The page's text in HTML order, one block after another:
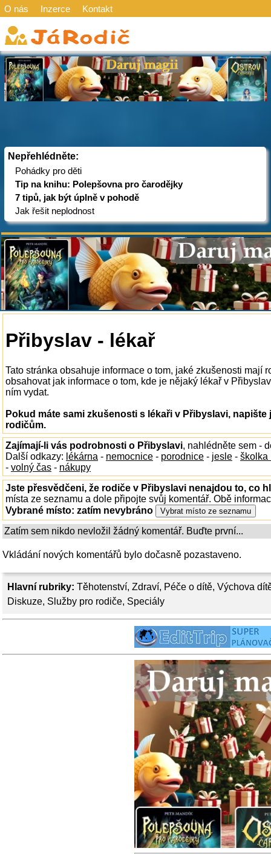
O nás Inzerce Kontakt
Nepřehlédněte:
Pohádky pro děti
Tip na knihu: Polepšovna pro čarodějky
7 tipů, jak být úplně v pohodě
Jak řešit neplodnost
Hlavní rubriky: Těhotenství, Zdraví, Péče o dítě, Výchova
Diskuze, Služby pro rodiče, Speciály
Přibyslav - lékař
Tato stránka obsahuje informace o tom, jaké zkušenosti mají
obsahovat jak informace o tom, kde je nějaký lékař v
ním vydat.
Pokud máte sami zkušenosti s lékaři v Přibyslavi,
rodičům.
Zajímají-li vás podrobnosti o Přibyslavi, nahlédněte sem -
Další odkazy: lékárna - nemocnice - porodnice - jesle - školka
- volný čas - nákupy
Jste přesvědčeni, že rodiče v Přibyslavi nenajdou to, co
místa ze seznamu a dole připojte svůj komentář. Obě
Vybrané místo: zatím nevybráno
Zatím sem nikdo nevložil žádný komentář. Buďte první...
Vkládání nových komentářů bylo dočasně pozastaveno.